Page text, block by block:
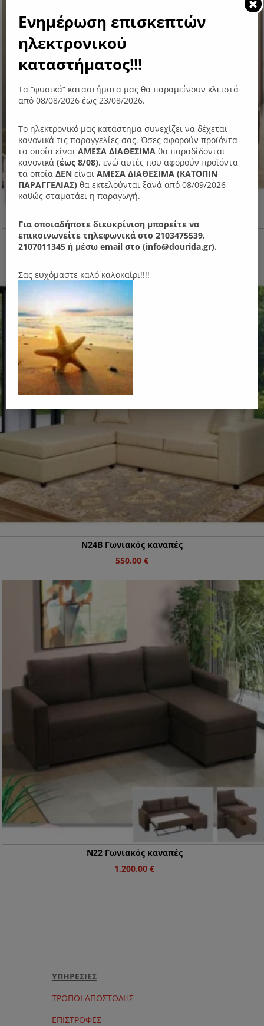
Ν23 Γωνιακός καναπές
1,000.00€
Ν24Β Γωνιακός καναπές
550.00 €
Ν22 Γωνιακός καναπές
1,200.00€
ΥΠΗΡΕΣΙΕΣ
ΤΡΟΠΟΙ ΑΠΟΣΤΟΛΗΣ
ΕΠΙΣΤΡΟΦΕΣ
Ενημέρωση επισκεπτών
ηλεκτρονικού
καταστήματος!!!
Τα “φυσικά” καταστήματα μας θα παραμείνουν κλειστά
από 08/08/2026 έως 23/08/2026.
Το ηλεκτρονικό μας κατάστημα συνεχίζει να δέχεται
κανονικά τις παραγγελίες σας. Όσες αφορούν προϊόντα
τα οποία είναιΑΜΕΣΑ ΔΙΑΘΕΣΙΜΑ θα παραδίδονται
κανονικά(έως 8/08), ενώ αυτές που αφορούν προϊόντα
τα οποίαΔΕΝ είναι ΑΜΕΣΑ ΔΙΑΘΕΣΙΜΑ (ΚΑΤΟΠΙΝ
ΠΑΡΑΓΓΕΛIΑΣ) θα εκτελούνται ξανά από 08/09/2026
καθώς σταματάει η παραγωγή.
Για οποιαδήποτε διευκρίνιση μπορείτε να
επικοινωνείτε τηλεφωνικά στο 2103475539,
2107011345 ή μέσω email στο (info@dourida.gr).
Σας ευχόμαστε καλό καλοκαίρι!!!!